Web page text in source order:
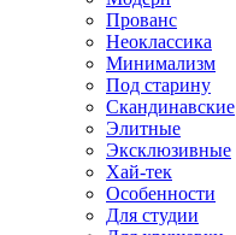
Прованс
Неоклассика
Минимализм
Под старину
Скандинавские
Элитные
Эксклюзивные
Хай-тек
Особенности
Для студии